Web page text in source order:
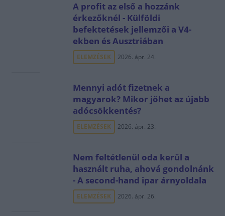
A profit az első a hozzánk
érkezőknél - Külföldi
befektetések jellemzői a V4-
ekben és Ausztriában
ELEMZÉSEK 2026. ápr. 24.
Mennyi adót fizetnek a
magyarok? Mikor jöhet az újabb
adócsökkentés?
ELEMZÉSEK 2026. ápr. 23.
Nem feltétlenül oda kerül a
használt ruha, ahová gondolnánk
- A second-hand ipar árnyoldala
ELEMZÉSEK 2026. ápr. 26.